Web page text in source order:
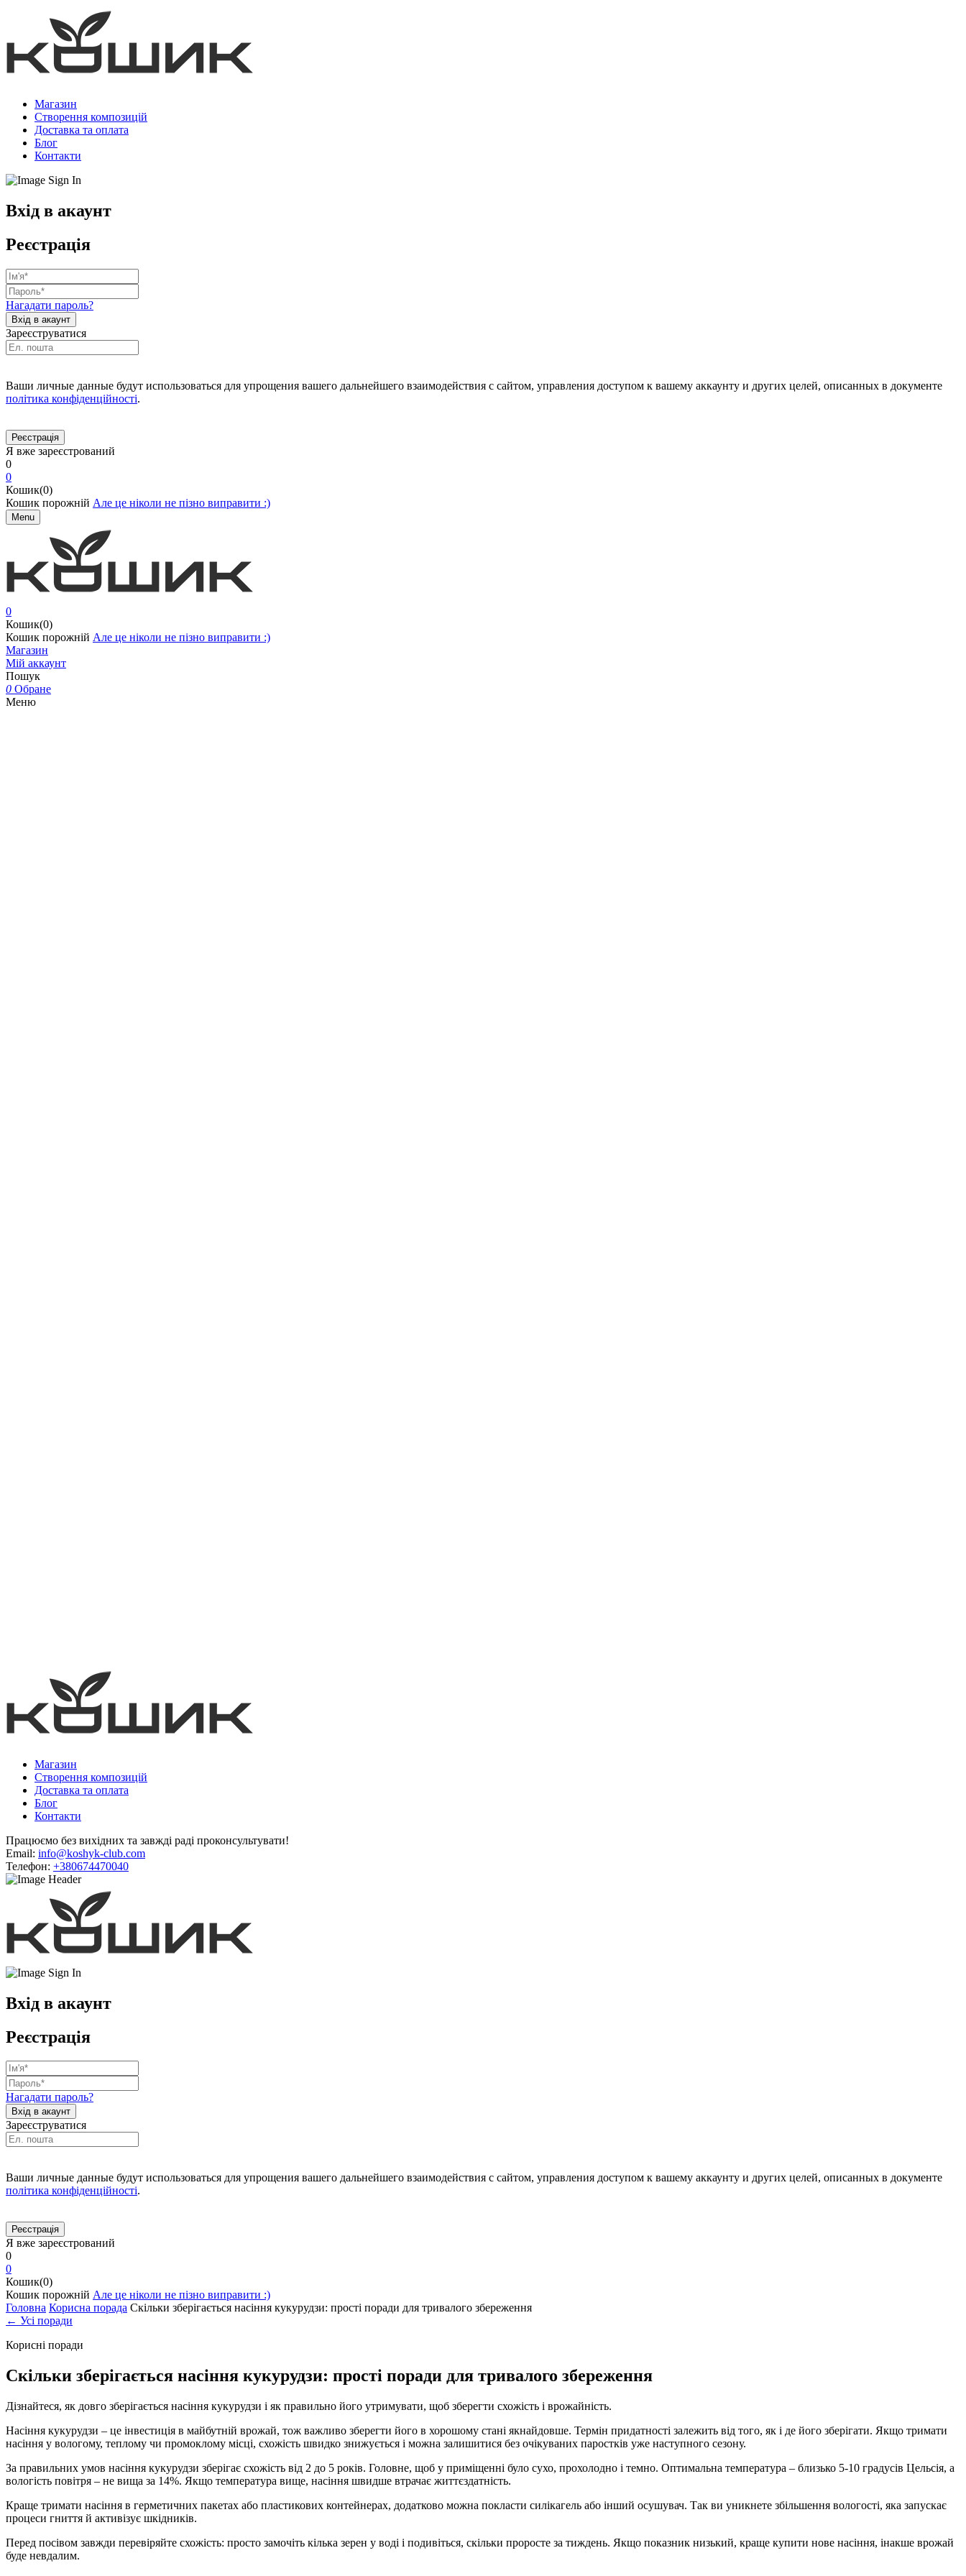
Магазин
Створення композицій
Доставка та оплата
Блог
Контакти
Вхід в акаунт
Реєстрація
Нагадати пароль?
Зареєструватися
Ваши личные данные будут использоваться для упрощения вашего дальнейшего взаимодействия с сайтом, управления доступом к вашему аккаунту и других целей, описанных в документе
політика конфіденційності.
Я вже зареєстрований
0
0
Кошик(0)
Кошик порожній Але це ніколи не пізно виправити :)
Menu
0
Кошик(0)
Кошик порожній Але це ніколи не пізно виправити :)
Магазин
Мій аккаунт
Пошук
0 Обране
Меню
Магазин
Створення композицій
Доставка та оплата
Блог
Контакти
Працюємо без вихідних та завжді раді проконсультувати!
Email: info@koshyk-club.com
Телефон: +380674470040
Вхід в акаунт
Реєстрація
Нагадати пароль?
Зареєструватися
Ваши личные данные будут использоваться для упрощения вашего дальнейшего взаимодействия с сайтом, управления доступом к вашему аккаунту и других целей, описанных в документе
політика конфіденційності.
Я вже зареєстрований
0
0
Кошик(0)
Кошик порожній Але це ніколи не пізно виправити :)
Головна Корисна порада Скільки зберігається насіння кукурудзи: прості поради для тривалого збереження
← Усі поради
Корисні поради
Скільки зберігається насіння кукурудзи: прості поради для тривалого збереження
Дізнайтеся, як довго зберігається насіння кукурудзи і як правильно його утримувати, щоб зберегти схожість і врожайність.
Насіння кукурудзи – це інвестиція в майбутній врожай, тож важливо зберегти його в хорошому стані якнайдовше. Термін придатності залежить від того, як і де його зберігати. Якщо тримати
насіння у вологому, теплому чи промоклому місці, схожість швидко знижується і можна залишитися без очікуваних паростків уже наступного сезону.
За правильних умов насіння кукурудзи зберігає схожість від 2 до 5 років. Головне, щоб у приміщенні було сухо, прохолодно і темно. Оптимальна температура – близько 5-10 градусів Цельсія, а
вологість повітря – не вища за 14%. Якщо температура вище, насіння швидше втрачає життєздатність.
Краще тримати насіння в герметичних пакетах або пластикових контейнерах, додатково можна покласти силікагель або інший осушувач. Так ви уникнете збільшення вологості, яка запускає
процеси гниття й активізує шкідників.
Перед посівом завжди перевіряйте схожість: просто замочіть кілька зерен у воді і подивіться, скільки проросте за тиждень. Якщо показник низький, краще купити нове насіння, інакше врожай
буде невдалим.